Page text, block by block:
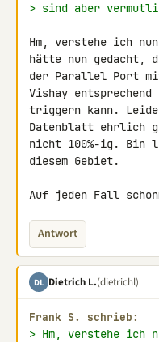
> sind aber
Hm, verstehe ich
hätte nun gedacht,
der Parallel Port
Vishay entsprechend
triggern kann.
Datenblatt ehrlich
nicht 100%-ig. Bin
diesem Gebiet.
Auf jeden Fall
Antwort
DL Dietrich L.(dietrichl)
Frank S. schrieb:
> Hm, verstehe